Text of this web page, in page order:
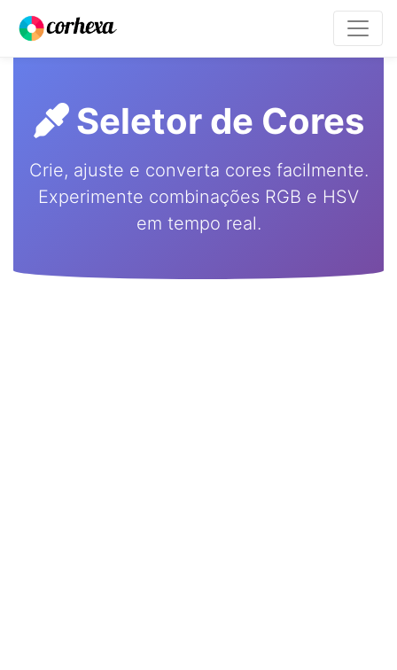
Seletor de Cores
Crie, ajuste e converta cores facilmente.
Experimente combinações RGB e HSV
em tempo real.